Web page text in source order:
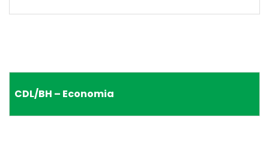
CDL/BH – Economia